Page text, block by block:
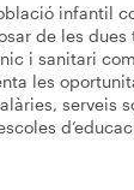
infantil
de les
i sanitari
les
serveis